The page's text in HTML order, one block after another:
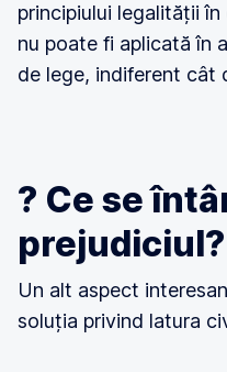
principiului legalității
nu poate fi aplicată în
de lege, indiferent cât
? Ce se
prejudiciul?
Un alt aspect
soluția privind latura